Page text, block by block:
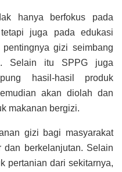
hanya berfokus pada
juga pada edukasi
gizi seimbang
Selain itu SPPG juga
hasil-hasil produk
akan diolah dan
makanan bergizi.
gizi bagi masyarakat
dan berkelanjutan. Selain
pertanian dari sekitarnya,